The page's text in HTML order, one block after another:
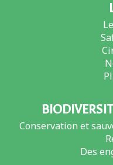
Conservation et
Des